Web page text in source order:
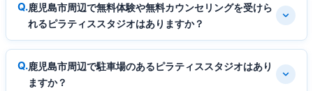
鹿児島市周辺で無料体験や無料カウンセリングを受けら
れるピラティススタジオはありますか？
鹿児島市周辺で駐車場のあるピラティススタジオはあり
ますか？